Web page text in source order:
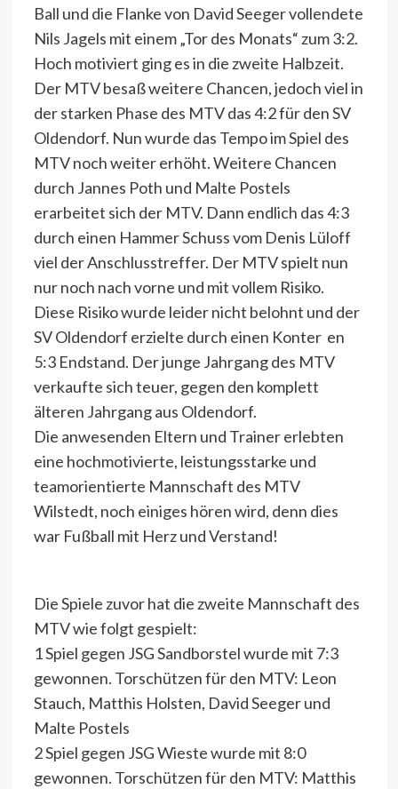
Ball und die Flanke von David Seeger vollendete
Nils Jagels mit einem „Tor des Monats“ zum 3:2.
Hoch motiviert ging es in die zweite Halbzeit.
Der MTV besaß weitere Chancen, jedoch viel in
der starken Phase des MTV das 4:2 für den SV
Oldendorf. Nun wurde das Tempo im Spiel des
MTV noch weiter erhöht. Weitere Chancen
durch Jannes Poth und Malte Postels
erarbeitet sich der MTV. Dann endlich das 4:3
durch einen Hammer Schuss vom Denis Lüloff
viel der Anschlusstreffer. Der MTV spielt nun
nur noch nach vorne und mit vollem Risiko.
Diese Risiko wurde leider nicht belohnt und der
SV Oldendorf erzielte durch einen Konter en
5:3 Endstand. Der junge Jahrgang des MTV
verkaufte sich teuer, gegen den komplett
älteren Jahrgang aus Oldendorf.
Die anwesenden Eltern und Trainer erlebten
eine hochmotivierte, leistungsstarke und
teamorientierte Mannschaft des MTV
Wilstedt, noch einiges hören wird, denn dies
war Fußball mit Herz und Verstand!
Die Spiele zuvor hat die zweite Mannschaft des
MTV wie folgt gespielt:
1 Spiel gegen JSG Sandborstel wurde mit 7:3
gewonnen. Torschützen für den MTV: Leon
Stauch, Matthis Holsten, David Seeger und
Malte Postels
2 Spiel gegen JSG Wieste wurde mit 8:0
gewonnen. Torschützen für den MTV: Matthis